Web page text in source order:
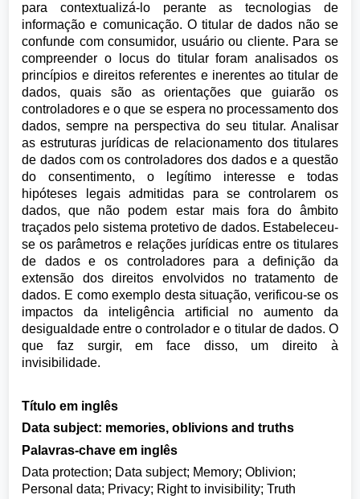
para contextualizá-lo perante as tecnologias de
informação e comunicação. O titular de dados não se
confunde com consumidor, usuário ou cliente. Para se
compreender o locus do titular foram analisados os
princípios e direitos referentes e inerentes ao titular de
dados, quais são as orientações que guiarão os
controladores e o que se espera no processamento dos
dados, sempre na perspectiva do seu titular. Analisar
as estruturas jurídicas de relacionamento dos titulares
de dados com os controladores dos dados e a questão
do consentimento, o legítimo interesse e todas
hipóteses legais admitidas para se controlarem os
dados, que não podem estar mais fora do âmbito
traçados pelo sistema protetivo de dados. Estabeleceu-
se os parâmetros e relações jurídicas entre os titulares
de dados e os controladores para a definição da
extensão dos direitos envolvidos no tratamento de
dados. E como exemplo desta situação, verificou-se os
impactos da inteligência artificial no aumento da
desigualdade entre o controlador e o titular de dados. O
que faz surgir, em face disso, um direito à
invisibilidade.
Título em inglês
Data subject: memories, oblivions and truths
Palavras-chave em inglês
Data protection; Data subject; Memory; Oblivion;
Personal data; Privacy; Right to invisibility; Truth